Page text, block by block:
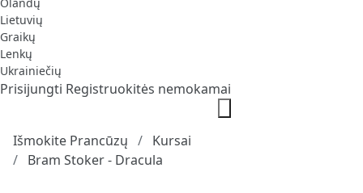
Lietuvių
Graikų
Lenkų
Ukrainiečių
Prisijungti Registruokitės nemokamai
Išmokite Prancūzų
Kursai
Bram Stoker - Dracula